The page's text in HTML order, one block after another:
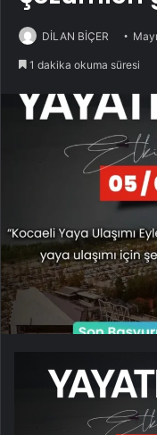
DİLAN BİÇER
1 dakika okuma süresi